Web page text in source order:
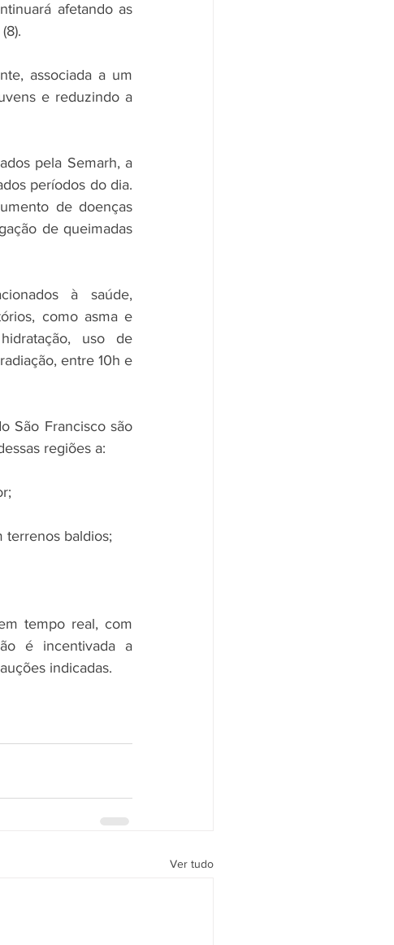
afetando as
associada a um
e reduzindo a
pela Semarh, a
períodos do dia.
de doenças
de queimadas
à saúde,
como asma e
uso de
entre 10h e
São Francisco são
regiões a:
terrenos baldios;
tempo real, com
é incentivada a
indicadas.
Ver tudo